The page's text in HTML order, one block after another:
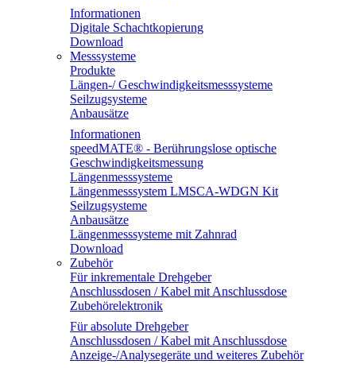
Informationen
Digitale Schachtkopierung
Download
Messsysteme
Produkte
Längen-/ Geschwindigkeitsmesssysteme
Seilzugsysteme
Anbausätze
Informationen
speedMATE® - Berührungslose optische
Geschwindigkeitsmessung
Längenmesssysteme
Längenmesssystem LMSCA-WDGN Kit
Seilzugsysteme
Anbausätze
Längenmesssysteme mit Zahnrad
Download
Zubehör
Für inkrementale Drehgeber
Anschlussdosen / Kabel mit Anschlussdose
Zubehörelektronik
Für absolute Drehgeber
Anschlussdosen / Kabel mit Anschlussdose
Anzeige-/Analysegeräte und weiteres Zubehör